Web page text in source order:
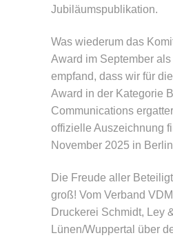
Jubiläumspublikation.
Was wiederum das
Award im September als
empfand, dass wir für
Award in der Kategorie
Communications
offizielle Auszeichnung
November 2025 in
Die Freude aller
groß! Vom Verband
Druckerei Schmidt, Ley
Lünen/Wuppertal über